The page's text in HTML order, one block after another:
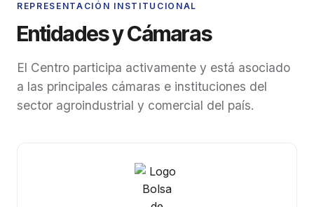
REPRESENTACIÓN INSTITUCIONAL
Entidades y Cámaras
El Centro participa activamente y está asociado
a las principales cámaras e instituciones del
sector agroindustrial y comercial del país.